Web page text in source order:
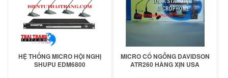
HỆ THỐNG MICRO HỘI NGHỊ
SHUPU EDM6800
MICRO CỔ NGỖNG DAVIDSON
ATR260 HÀNG XỊN USA